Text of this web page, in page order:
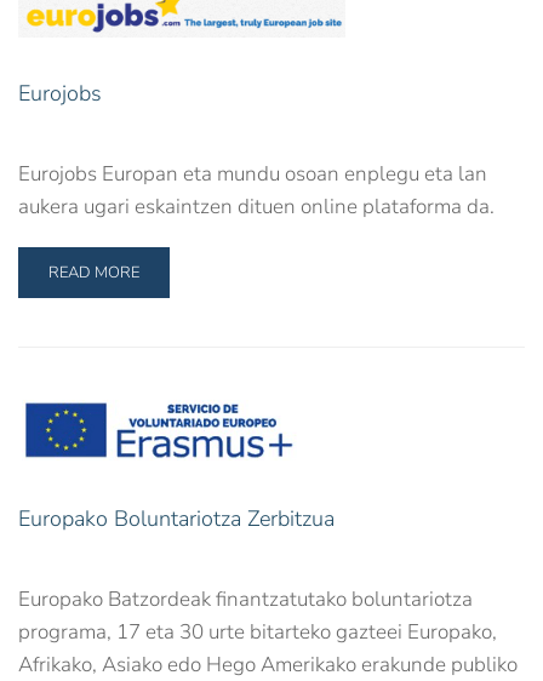
Eurojobs
Eurojobs Europan eta mundu osoan enplegu eta lan
aukera ugari eskaintzen dituen online plataforma da.
READ MORE
Europako Boluntariotza Zerbitzua
Europako Batzordeak finantzatutako boluntariotza
programa, 17 eta 30 urte bitarteko gazteei Europako,
Afrikako, Asiako edo Hego Amerikako erakunde publiko